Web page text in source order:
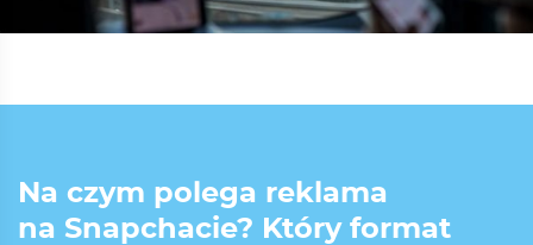
Na czym polega reklama
na Snapchacie? Który format